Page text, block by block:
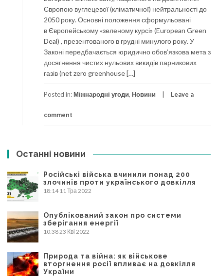
Європою вуглецевої (кліматичної) нейтральності до
2050 року. Основні положення сформульовані
в Європейському «зеленому курсі» (European Green
Deal) , презентованого в грудні минулого року. У
Законі передбачається юридично обов’язкова мета з
досягнення чистих нульових викидів парникових
газів (net zero greenhouse […]
Posted in: Міжнародні угоди, Новини Leave a
comment
Останні новини
Російські війська вчинили понад 200
злочинів проти українського довкілля
18:14 11 Тра 2022
Опублікований закон про системи
зберігання енергії
10:3823 Кві 2022
Природа та війна: як військове
вторгнення росії впливає на довкілля
України